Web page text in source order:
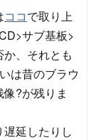
ココで取り上
サブ基板>
、それとも
は昔のブラウ
?が残りま
延したりし